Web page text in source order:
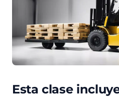
Esta clase